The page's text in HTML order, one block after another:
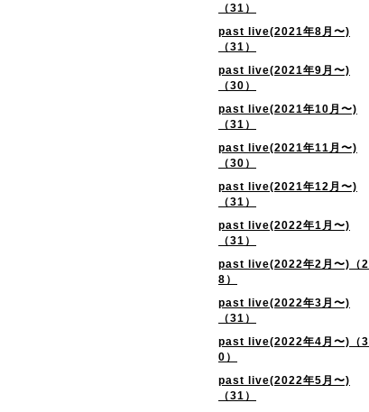
（31）
past live(2021年8月〜)
（31）
past live(2021年9月〜)
（30）
past live(2021年10月〜)
（31）
past live(2021年11月〜)
（30）
past live(2021年12月〜)
（31）
past live(2022年1月〜)
（31）
past live(2022年2月〜)（2
8）
past live(2022年3月〜)
（31）
past live(2022年4月〜)（3
0）
past live(2022年5月〜)
（31）